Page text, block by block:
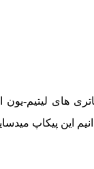
مجموعه ۶۶.۹ کیلووات‌ساعت
این پیکاپ